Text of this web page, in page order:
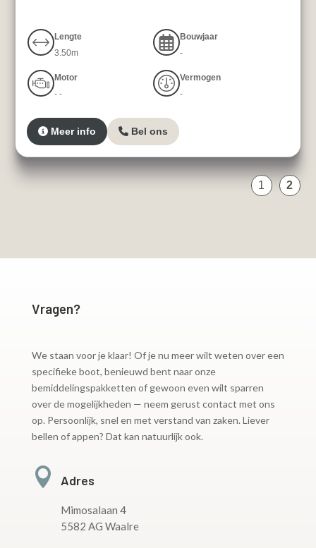
Lengte
3.50m
Bouwjaar
-
Motor
- -
Vermogen
-
Meer info Bel ons
1 2
Vragen?
We staan voor je klaar! Of je nu meer wilt weten over een
specifieke boot, benieuwd bent naar onze
bemiddelingspakketten of gewoon even wilt sparren
over de mogelijkheden — neem gerust contact met ons
op. Persoonlijk, snel en met verstand van zaken. Liever
bellen of appen? Dat kan natuurlijk ook.
 Adres
Mimosalaan 4
5582 AG Waalre